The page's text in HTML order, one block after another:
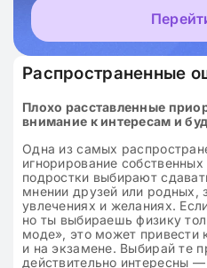
Распространенные
Плохо расставленные
внимание к интересам и
Одна из самых
игнорирование
подростки выбирают
мнении друзей или родных,
увлечениях и желаниях.
но ты выбираешь физику
моде», это может привести
и на экзамене. Выбирай те
действительно интересны —